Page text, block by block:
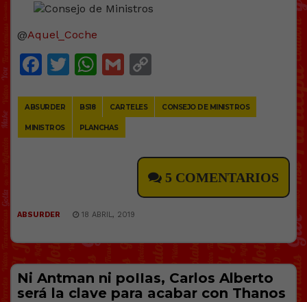
@Aquel_Coche
Facebook
Twitter
WhatsApp
Gmail
ABSURDER BS18 CARTELES CONSEJO DE MINISTROS
MINISTROS PLANCHAS
5 COMENTARIOS
ABSURDER 18 ABRIL, 2019
Ni Antman ni poIIas, Carlos Alberto
será la clave para acabar con Thanos